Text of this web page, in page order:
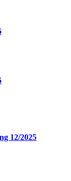
12/2025